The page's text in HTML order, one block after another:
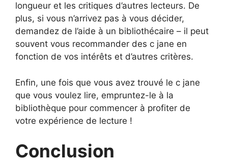
longueur et les critiques d’autres lecteurs. De
plus, si vous n’arrivez pas à vous décider,
demandez de l’aide à un bibliothécaire – il peut
souvent vous recommander des c jane en
fonction de vos intérêts et d’autres critères.
Enfin, une fois que vous avez trouvé le c jane
que vous voulez lire, empruntez-le à la
bibliothèque pour commencer à profiter de
votre expérience de lecture !
Conclusion